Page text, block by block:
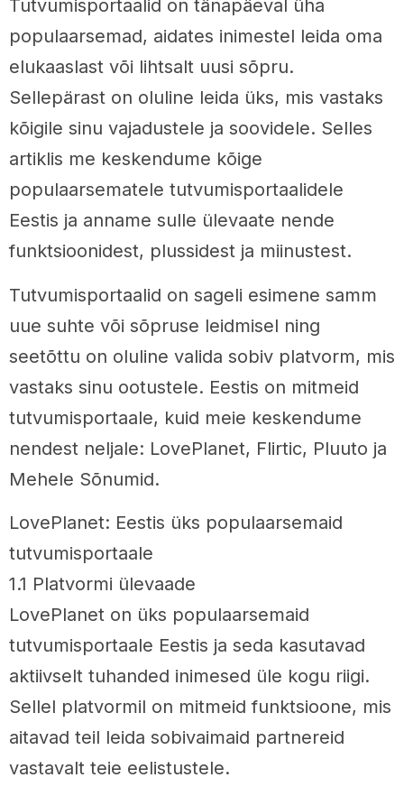
Tutvumisportaalid on tänapäeval üha
populaarsemad, aidates inimestel leida oma
elukaaslast või lihtsalt uusi sõpru.
Sellepärast on oluline leida üks, mis vastaks
kõigile sinu vajadustele ja soovidele. Selles
artiklis me keskendume kõige
populaarsematele tutvumisportaalidele
Eestis ja anname sulle ülevaate nende
funktsioonidest, plussidest ja miinustest.
Tutvumisportaalid on sageli esimene samm
uue suhte või sõpruse leidmisel ning
seetõttu on oluline valida sobiv platvorm, mis
vastaks sinu ootustele. Eestis on mitmeid
tutvumisportaale, kuid meie keskendume
nendest neljale: LovePlanet, Flirtic, Pluuto ja
Mehele Sõnumid.
LovePlanet: Eestis üks populaarsemaid
tutvumisportaale
1.1 Platvormi ülevaade
LovePlanet on üks populaarsemaid
tutvumisportaale Eestis ja seda kasutavad
aktiivselt tuhanded inimesed üle kogu riigi.
Sellel platvormil on mitmeid funktsioone, mis
aitavad teil leida sobivaimaid partnereid
vastavalt teie eelistustele.